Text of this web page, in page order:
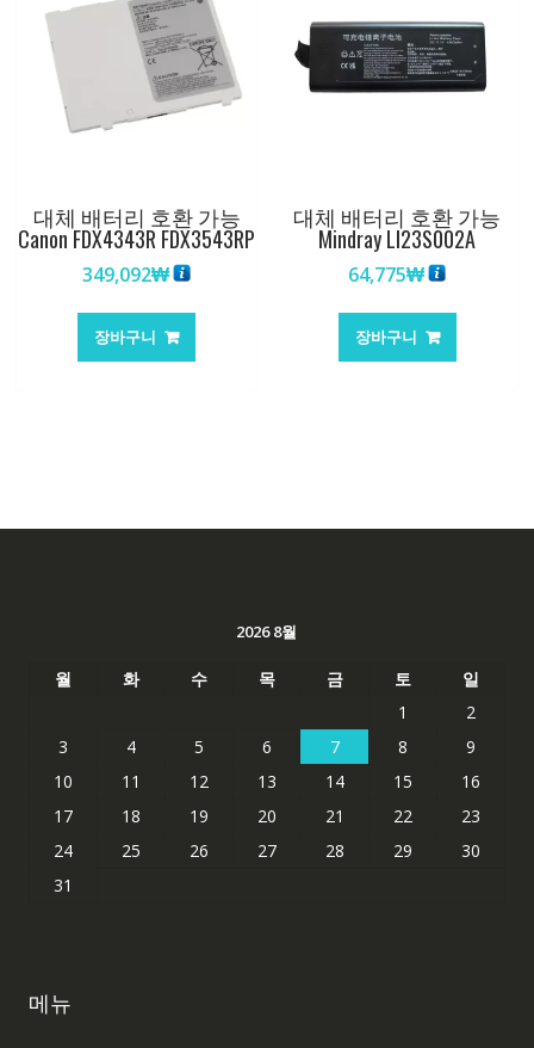
대체 배터리 호환 가능
Canon FDX4343R FDX3543RP
349,092₩
장바구니
대체 배터리 호환 가능
Mindray LI23S002A
64,775₩
장바구니
2026 8월
월 화 수 목 금 토
일
1
2
3
4 5 6 7 8
9
10
11 12 13 14 15
16
17
18 19 20 21 22
23
24
25 26 27 28 29
30
31
메뉴